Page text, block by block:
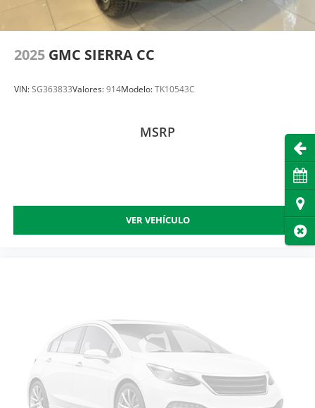
2025 GMC SIERRA CC
VIN:SG363833Valores:914Modelo:TK10543C
MSRP
VER VEHÍCULO